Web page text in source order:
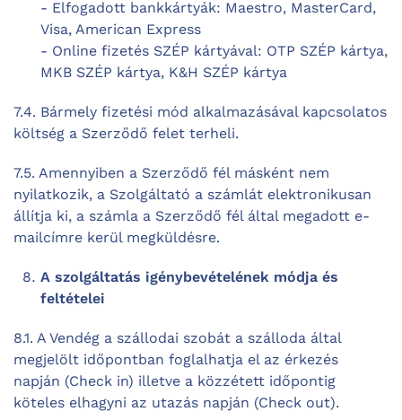
- Elfogadott bankkártyák: Maestro, MasterCard,
Visa, American Express
- Online fizetés SZÉP kártyával: OTP SZÉP kártya,
MKB SZÉP kártya, K&H SZÉP kártya
7.4. Bármely fizetési mód alkalmazásával kapcsolatos
költség a Szerződő felet terheli.
7.5. Amennyiben a Szerződő fél másként nem
nyilatkozik, a Szolgáltató a számlát elektronikusan
állítja ki, a számla a Szerződő fél által megadott e-
mailcímre kerül megküldésre.
A szolgáltatás igénybevételének módja és
feltételei
8.1. A Vendég a szállodai szobát a szálloda által
megjelölt időpontban foglalhatja el az érkezés
napján (Check in) illetve a közzétett időpontig
köteles elhagyni az utazás napján (Check out).